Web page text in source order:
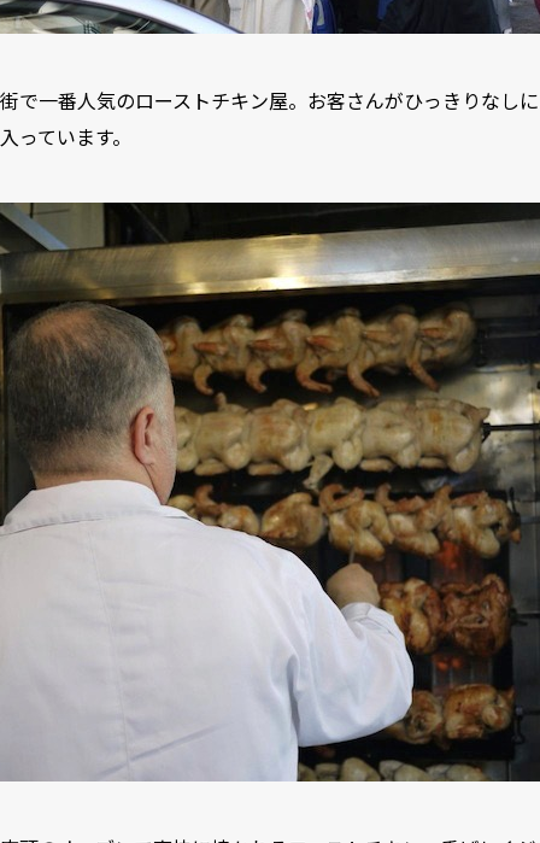
街で一番人気のローストチキン屋。お客さんがひっきりなしに
入っています。